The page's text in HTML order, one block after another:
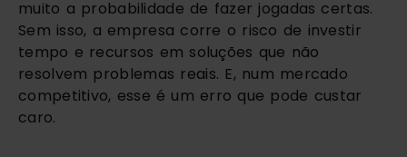
muito a probabilidade de fazer jogadas certas.
Sem isso, a empresa corre o risco de investir
tempo e recursos em soluções que não
resolvem problemas reais. E, num mercado
competitivo, esse é um erro que pode custar
caro.